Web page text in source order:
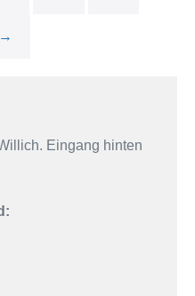
Eingang hinten